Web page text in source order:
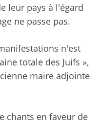
leur pays à l'égard
ne passe pas.
n'est
totale des Juifs »,
maire adjointe
chants en faveur de